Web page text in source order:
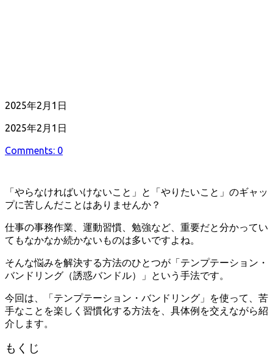
公
日
2025年2月1日
最
更
2025年2月1日
Comments: 0
「やらなければいけないこと」と「やりたいこと」のギャッ
プに苦しんだことはありませんか？
仕事の事務作業、運動習慣、勉強など、重要だと分かってい
てもなかなか続かないものは多いですよね。
そんな悩みを解決する方法のひとつが「テンプテーション・
バンドリング（誘惑バンドル）」という手法です。
今回は、「テンプテーション・バンドリング」を使って、苦
手なことを楽しく習慣化する方法を、具体例を交えながら紹
介します。
もくじ